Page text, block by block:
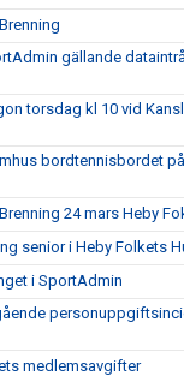
gällande
torsdag kl 10 vid
bordtennisbordet
24 mars Heby
senior i Heby Folkets
i SportAdmin
medlemsavgifter